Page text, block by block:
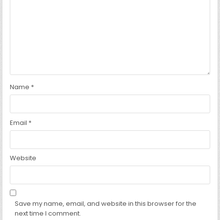
Name *
Email *
Website
Save my name, email, and website in this browser for the
next time I comment.